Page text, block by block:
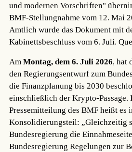
und modernen Vorschriften"
BMF-Stellungnahme vom 12. Mai
Amtlich wurde das Dokument mit
Kabinettsbeschluss vom 6. Juli.
AmMontag, dem 6. Juli 2026, hat
den Regierungsentwurf zum
die Finanzplanung bis 2030
einschließlich der Krypto-Passage.
Pressemitteilung des BMF heißt es
Konsolidierungsteil: „Gleichzeitig
Bundesregierung die
Bundesregierung Regelungen zur